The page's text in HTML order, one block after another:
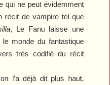
qui ne peut évidemment
récit de vampire tel que
, Le Fanu laisse une
le monde du fantastique
très codifié du récit
l’a déjà dit plus haut,